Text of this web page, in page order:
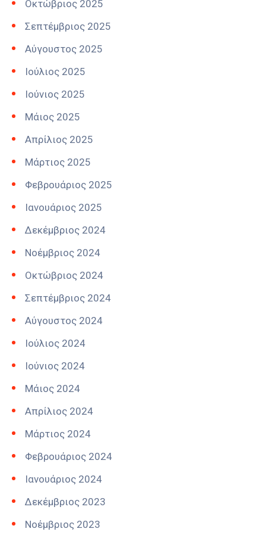
Οκτώβριος 2025
Σεπτέμβριος 2025
Αύγουστος 2025
Ιούλιος 2025
Ιούνιος 2025
Μάιος 2025
Απρίλιος 2025
Μάρτιος 2025
Φεβρουάριος 2025
Ιανουάριος 2025
Δεκέμβριος 2024
Νοέμβριος 2024
Οκτώβριος 2024
Σεπτέμβριος 2024
Αύγουστος 2024
Ιούλιος 2024
Ιούνιος 2024
Μάιος 2024
Απρίλιος 2024
Μάρτιος 2024
Φεβρουάριος 2024
Ιανουάριος 2024
Δεκέμβριος 2023
Νοέμβριος 2023